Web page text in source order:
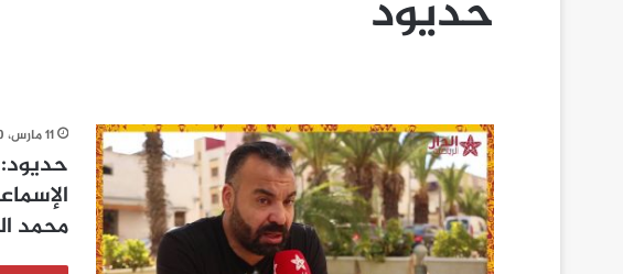
حديود
11 مارس، 2020
محمد